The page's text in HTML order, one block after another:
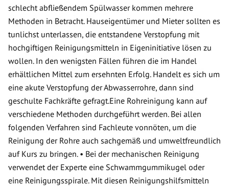
schlecht abfließendem Spülwasser kommen mehrere
Methoden in Betracht. Hauseigentümer und Mieter sollten es
tunlichst unterlassen, die entstandene Verstopfung mit
hochgiftigen Reinigungsmitteln in Eigeninitiative lösen zu
wollen. In den wenigsten Fällen führen die im Handel
erhältlichen Mittel zum ersehnten Erfolg. Handelt es sich um
eine akute Verstopfung der Abwasserrohre, dann sind
geschulte Fachkräfte gefragt.Eine Rohreinigung kann auf
verschiedene Methoden durchgeführt werden. Bei allen
folgenden Verfahren sind Fachleute vonnöten, um die
Reinigung der Rohre auch sachgemäß und umweltfreundlich
auf Kurs zu bringen. • Bei der mechanischen Reinigung
verwendet der Experte eine Schwammgummikugel oder
eine Reinigungsspirale. Mit diesen Reinigungshilfsmitteln